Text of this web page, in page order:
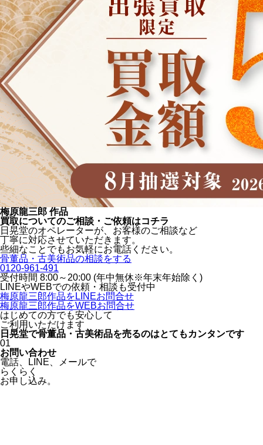
梅原龍三郎 作品
買取についてのご相談・ご依頼はコチラ
日晃堂のオペレーターが、お客様のご相談など
丁寧に対応させていただきます。
些細なことでもお気軽にお電話ください。
骨董品・古美術品の相談をする
0120-961-491
受付時間 8:00～20:00 (年中無休※年末年始除く)
LINEやWEBでの依頼・相談も受付中
梅原龍三郎作品をLINEお問合せ
梅原龍三郎作品をWEBお問合せ
はじめての方でも安心して
ご利用いただけます
日晃堂で骨董品・古美術品を売るのはとても カンタンです
01
お問い合わせ
電話、
LINE、
メールで
らくらく
お申し込み。